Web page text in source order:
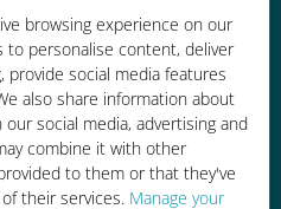
browsing experience on our
to personalise content, deliver
provide social media features
also share information about
social media, advertising and
combine it with other
to them or that they've
their services. Manage your
いのキャリアでロ
を使った場合に比
節約が可能です。